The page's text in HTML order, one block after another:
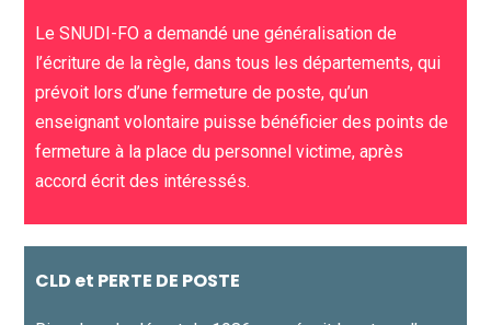
Le SNUDI-FO a demandé une généralisation de
l’écriture de la règle, dans tous les départements, qui
prévoit lors d’une fermeture de poste, qu’un
enseignant volontaire puisse bénéficier des points de
fermeture à la place du personnel victime, après
accord écrit des intéressés.
CLD et PERTE DE POSTE